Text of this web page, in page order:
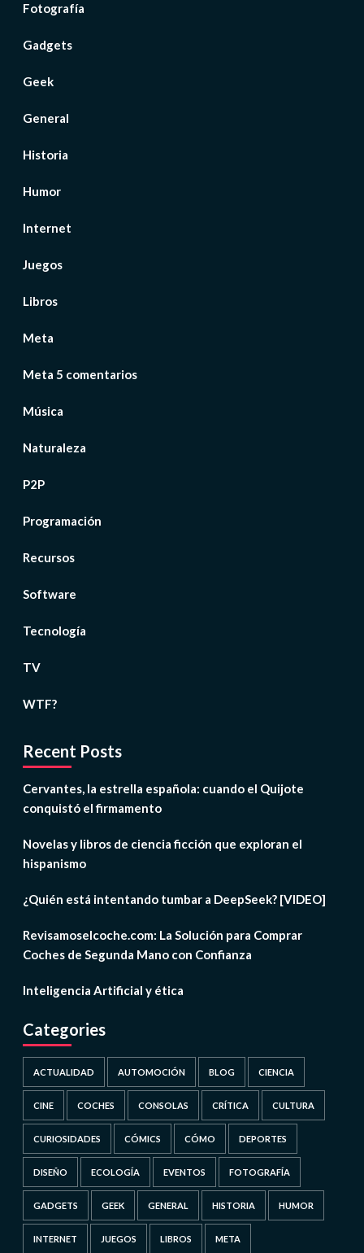
Fotografía
Gadgets
Geek
General
Historia
Humor
Internet
Juegos
Libros
Meta
Meta 5 comentarios
Música
Naturaleza
P2P
Programación
Recursos
Software
Tecnología
TV
WTF?
Recent Posts
Cervantes, la estrella española: cuando el Quijote
conquistó el firmamento
Novelas y libros de ciencia ficción que exploran el
hispanismo
¿Quién está intentando tumbar a DeepSeek? [VIDEO]
Revisamoselcoche.com: La Solución para Comprar
Coches de Segunda Mano con Confianza
Inteligencia Artificial y ética
Categories
ACTUALIDAD AUTOMOCIÓN BLOG CIENCIA
CINE COCHES CONSOLAS CRÍTICA CULTURA
CURIOSIDADES CÓMICS CÓMO DEPORTES
DISEÑO ECOLOGÍA EVENTOS FOTOGRAFÍA
GADGETS GEEK GENERAL HISTORIA HUMOR
INTERNET JUEGOS LIBROS META